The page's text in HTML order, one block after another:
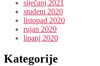
siječanj 2021
studeni 2020
listopad 2020
rujan 2020
lipanj 2020
Kategorije